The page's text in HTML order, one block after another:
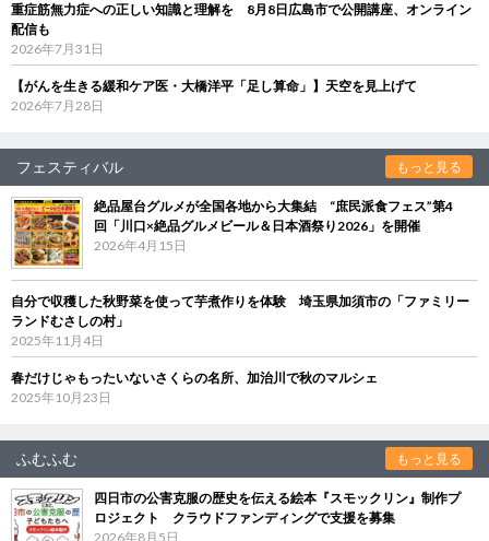
重症筋無力症への正しい知識と理解を 8月8日広島市で公開講座、オンライン
配信も
2026年7月31日
【がんを生きる緩和ケア医・大橋洋平「足し算命」】天空を見上げて
2026年7月28日
フェスティバル もっと見る
絶品屋台グルメが全国各地から大集結 “庶民派食フェス”第4
回「川口×絶品グルメビール＆日本酒祭り2026」を開催
2026年4月15日
自分で収穫した秋野菜を使って芋煮作りを体験 埼玉県加須市の「ファミリー
ランドむさしの村」
2025年11月4日
春だけじゃもったいないさくらの名所、加治川で秋のマルシェ
2025年10月23日
ふむふむ もっと見る
四日市の公害克服の歴史を伝える絵本『スモックリン』制作プ
ロジェクト クラウドファンディングで支援を募集
2026年8月5日